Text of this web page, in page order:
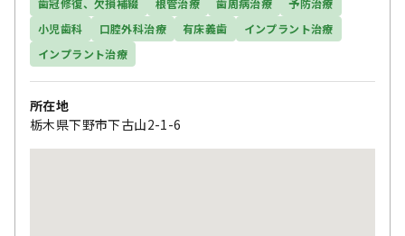
小児歯科
口腔外科治療 有床義歯
インプラント治療
インプラント治療
所在地
栃木県下野市下古山2-1-6